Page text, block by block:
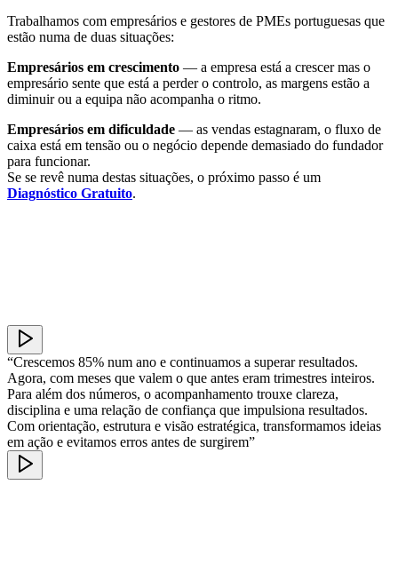
Trabalhamos com empresários e gestores de PMEs portuguesas que
estão numa de duas situações:
Empresários em crescimento — a empresa está a crescer mas o
empresário sente que está a perder o controlo, as margens estão a
diminuir ou a equipa não acompanha o ritmo.
Empresários em dificuldade — as vendas estagnaram, o fluxo de
caixa está em tensão ou o negócio depende demasiado do fundador
para funcionar.
Se se revê numa destas situações, o próximo passo é um
Diagnóstico Gratuito.
“Crescemos 85% num ano e continuamos a superar resultados.
Agora, com meses que valem o que antes eram trimestres inteiros.
Para além dos números, o acompanhamento trouxe clareza,
disciplina e uma relação de confiança que impulsiona resultados.
Com orientação, estrutura e visão estratégica, transformamos ideias
em ação e evitamos erros antes de surgirem”